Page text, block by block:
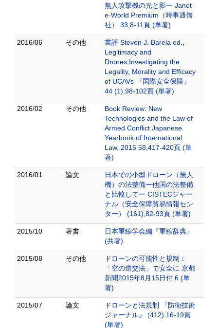
無人攻撃機の光と影ー Janet
e-World Premium（時事通信
社） 33,8-11頁 (単著)
2016/06 その他
書評 Steven J. Barela ed.,
Legitimacy and
Drones:Investigating the
Legality, Morality and Efficacy
of UCAVs 『国際安全保障』
44 (1),98-102頁 (単著)
2016/02 その他
Book Review: New
Technologies and the Law of
Armed Conflict Japanese
Yearbook of International
Law, 2015 58,417-420頁 (単
著)
2016/01 論文
日本での小型ドローン（無人
機）の法整備ー他国の法整備
と比較してー CISTECジャー
ナル（安全保障貿易情報セン
ター） (161),82-93頁 (単著)
2015/10 著書
日本軍縮学会編『軍縮辞典』
(共著)
2015/08 その他
ドローンの可能性と規制：
「空の道交法」で安全に 京都
新聞2015年8月15日付,6 (単
著)
2015/07 論文
ドローンと法規制 『防衛技術
ジャーナル』 (412),16-19頁
(単著)